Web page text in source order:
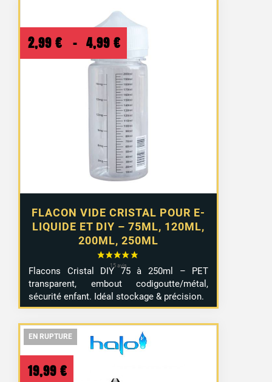
FLACON VIDE CRISTAL POUR E-
LIQUIDE ET DIY – 75ML, 120ML,
200ML, 250ML
2,99 € – 4,99 €
de
prix :
2,99 €
à
4,99 €
Flacons Cristal DIY 75 à 250ml – PET
transparent, embout codigoutte/métal,
sécurité enfant. Idéal stockage & précision.
EN RUPTURE
EN RUPTURE
19,99 €
EN RUPTURE